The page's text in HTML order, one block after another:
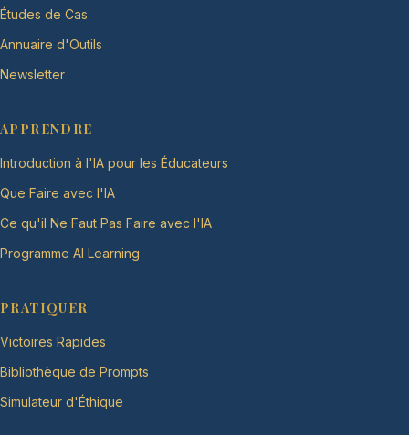
Études de Cas
Annuaire d'Outils
Newsletter
APPRENDRE
Introduction à l'IA pour les Éducateurs
Que Faire avec l'IA
Ce qu'il Ne Faut Pas Faire avec l'IA
Programme AI Learning
PRATIQUER
Victoires Rapides
Bibliothèque de Prompts
Simulateur d'Éthique